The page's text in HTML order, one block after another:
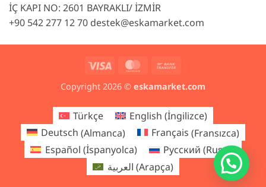
İÇ KAPI NO: 2601 BAYRAKLI/ İZMİR
+90 542 277 12 70 destek@eskamarket.com
Visa MasterCard
Copyright 2026 © eskamarket.com
Türkçe English (İngilizce)
Deutsch (Almanca) Français (Fransızca)
Español (İspanyolca) Русский (Rusça)
العربية (Arapça)